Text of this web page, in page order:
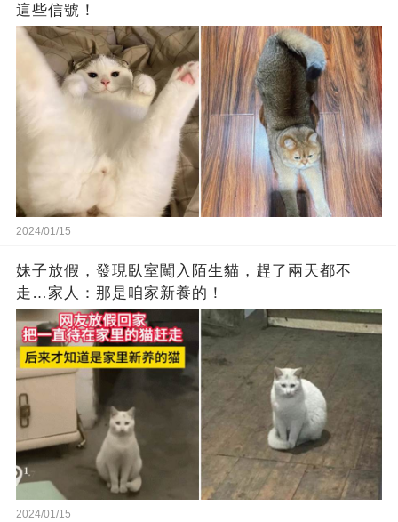
這些信號！
2024/01/15
妹子放假，發現臥室闖入陌生貓，趕了兩天都不
走…家人：那是咱家新養的！
2024/01/15